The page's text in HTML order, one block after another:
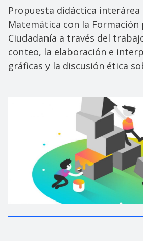
Propuesta didáctica
Matemática con la Formación
Ciudadanía a través del
conteo, la elaboración e
gráficas y la discusión ética